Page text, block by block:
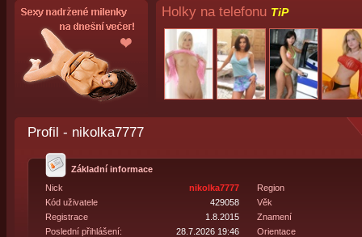
Holky na telefonu TiP
Profil - nikolka7777
Základní informace
Nick
nikolka7777
Kód uživatele
429058
Registrace
1.8.2015
Poslední přihlášení:
28.7.2026 19:46
Region
Věk
Znamení
Orientace